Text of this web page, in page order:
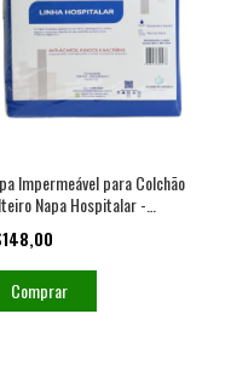
Impermeável para Colchão
Napa Hospitalar -
c/zíper
Comprar